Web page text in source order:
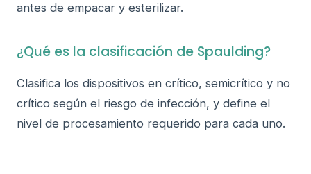
antes de empacar y esterilizar.
¿Qué es la clasificación de Spaulding?
Clasifica los dispositivos en crítico, semicrítico y no
crítico según el riesgo de infección, y define el
nivel de procesamiento requerido para cada uno.